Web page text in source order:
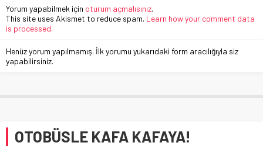
Yorum yapabilmek için oturum açmalısınız.
This site uses Akismet to reduce spam. Learn how your comment data
is processed.
Henüz yorum yapılmamış. İlk yorumu yukarıdaki form aracılığıyla siz
yapabilirsiniz.
OTOBÜSLE KAFA KAFAYA!